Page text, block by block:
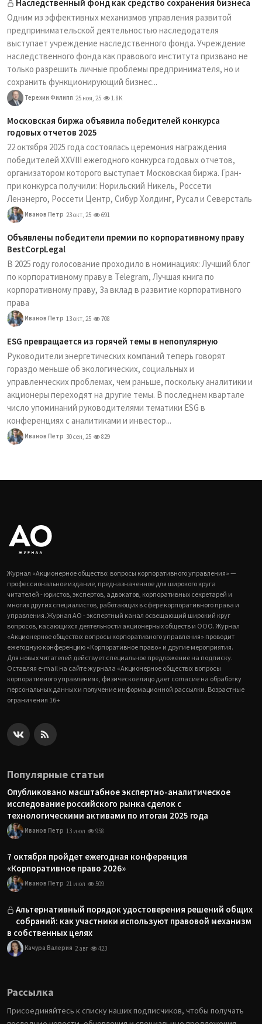
Наследственный фонд как средство сохранения бизнеса
Одним из эффективных механизмов управления развитой
предпринимательской деятельностью наследодателя
выступает учреждение наследственного фонда. Учреждение
наследственного фонда как правового института призвано не
только разрешить личные проблемы предпринимателя, но и
сохранить функционирующий бизнес...
Терехин Филипп 25 ноя, 25 1.8K
Московская биржа объявила победителей конкурса
годовых отчетов 2025
22 октября 2025 года состоялась церемония награждения
победителей XXVIII ежегодного конкурса годовых отчетов,
организатором которого выступает Московская биржа. Гран-
при конкурса получили: Норильский Никель, Россети
Ленэнерго, Россети Центр, Сибур Холдинг, Русал и Северсталь
Иванов Петр 23 окт, 25 691
Объявлены победители премии по корпоративному праву
BestCorpLegal
В 2025 году голосование проходило в номинациях: Лучший блог
по корпоративному праву в Telegram, Лучшая книга по
корпоративному праву, За вклад в развитие корпоративного
права
Иванов Петр 13 окт, 25 708
ESG превращается из горячей темы в непопулярную
Руководители энергетических компаний теперь говорят
гораздо меньше об экологических, социальных и
управленческих проблемах, чем раньше, поскольку аналитики и
акционеры переходят на другие темы. В последнем квартале
число упоминаний руководителями тематики ESG в
конференциях с аналитиками и инвестор...
Иванов Петр 30 сен, 25 829
Журнал «Акционерное общество: вопросы корпоративного управления» —
профессиональное издание, предназначенное для широкого круга
читателей - юристов, экспертов, адвокатов, корпоративных секретарей и
многих других специалистов, работающих в сфере корпоративного права и
управления. Журнал АО - экспертный канал освещающий широкий круг
вопросов, касающихся деятельности акционерных обществ и ООО. Журнал
«Акционерное общество: вопросы корпоративного управления» проводит
ежегодную конференцию «Корпоративное право» и другие мероприятия.
Для новых читателей действует специальное предложение на подписку.
Оставляя e-mail на сайте журнала «Акционерное общество: вопросы
корпоративного управления», физическое лицо дает согласие на обработку
персональных данных и получение информационной рассылки. Возрастные
ограничения 16+
Популярные статьи
Опубликовано масштабное экспертно-аналитическое
исследование российского рынка сделок с
технологическими активами по итогам 2025 года
Иванов Петр 13 июл 958
7 октября пройдет ежегодная конференция
«Корпоративное право 2026»
Иванов Петр 21 июл 509
Альтернативный порядок удостоверения решений общих
собраний: как участники используют правовой механизм
в собственных целях
Качура Валерия 2 авг 423
Рассылка
Присоединяйтесь к списку наших подписчиков, чтобы получать